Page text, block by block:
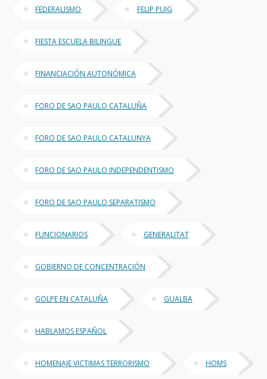
FEDERALISMO FELIP PUIG
FIESTA ESCUELA BILINGUE
FINANCIACIÓN AUTONÓMICA
FORO DE SAO PAULO CATALUÑA
FORO DE SAO PAULO CATALUNYA
FORO DE SAO PAULO INDEPENDENTISMO
FORO DE SAO PAULO SEPARATISMO
FUNCIONARIOS GENERALITAT
GOBIERNO DE CONCENTRACIÓN
GOLPE EN CATALUÑA GUALBA
HABLAMOS ESPAÑOL
HOMENAJE VICTIMAS TERRORISMO HOMS